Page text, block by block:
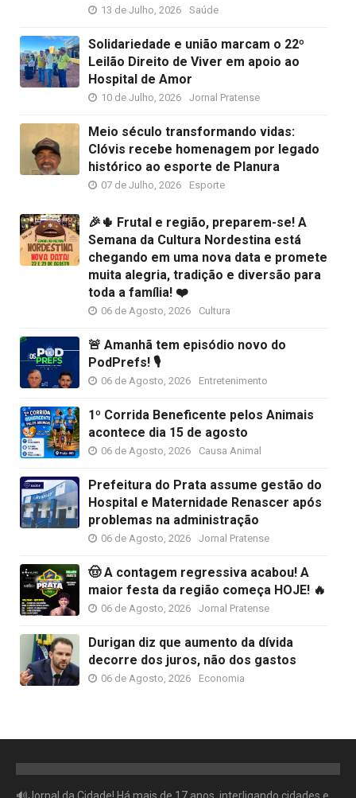
13 de Julho, 2026 Saúde
Solidariedade e união marcam o 22º
Leilão Direito de Viver em apoio ao
Hospital de Amor
10 de Julho, 2026 Jornal Pratense
Meio século transformando vidas:
Clóvis recebe homenagem por legado
histórico ao esporte de Planura
07 de Julho, 2026 Esporte
🎉🌵 Frutal e região, preparem-se! A
Semana da Cultura Nordestina está
chegando em uma nova data e promete
muita alegria, tradição e diversão para
toda a família! ❤️
06 de Agosto, 2026 Cultura
🚨 Amanhã tem episódio novo do
PodPrefs! 🎙️
06 de Agosto, 2026 Entretenimento
1º Corrida Beneficente pelos Animais
acontece dia 15 de agosto
06 de Agosto, 2026 Causa Animal
Prefeitura do Prata assume gestão do
Hospital e Maternidade Renascer após
problemas na administração
06 de Agosto, 2026 Jornal Pratense
🤠 A contagem regressiva acabou! A
maior festa da região começa HOJE! 🔥
06 de Agosto, 2026 Jornal Pratense
Durigan diz que aumento da dívida
decorre dos juros, não dos gastos
06 de Agosto, 2026 Economia
🔊Jornal da Cidade! Há mais de 17 anos, interligando cidades e